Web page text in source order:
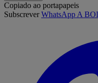
Copiado ao portapapeis
SubscreverWhatsApp A